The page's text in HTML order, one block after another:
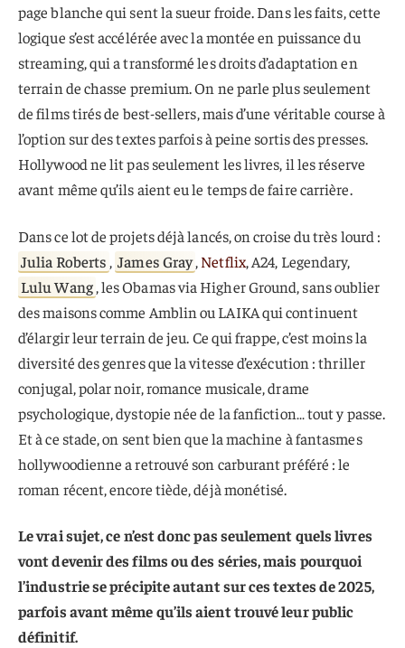
page blanche qui sent la sueur froide. Dans les faits, cette
logique s’est accélérée avec la montée en puissance du
streaming, qui a transformé les droits d’adaptation en
terrain de chasse premium. On ne parle plus seulement
de films tirés de best-sellers, mais d’une véritable course à
l’option sur des textes parfois à peine sortis des presses.
Hollywood ne lit pas seulement les livres, il les réserve
avant même qu’ils aient eu le temps de faire carrière.
Dans ce lot de projets déjà lancés, on croise du très lourd :
Julia Roberts, James Gray,Netflix, A24, Legendary,
Lulu Wang, les Obamas via Higher Ground, sans oublier
des maisons comme Amblin ou LAIKA qui continuent
d’élargir leur terrain de jeu. Ce qui frappe, c’est moins la
diversité des genres que la vitesse d’exécution : thriller
conjugal, polar noir, romance musicale, drame
psychologique, dystopie née de la fanfiction… tout y passe.
Et à ce stade, on sent bien que la machine à fantasmes
hollywoodienne a retrouvé son carburant préféré : le
roman récent, encore tiède, déjà monétisé.
Le vrai sujet, ce n’est donc pas seulement quels livres
vont devenir des films ou des séries, mais pourquoi
l’industrie se précipite autant sur ces textes de 2025,
parfois avant même qu’ils aient trouvé leur public
définitif.